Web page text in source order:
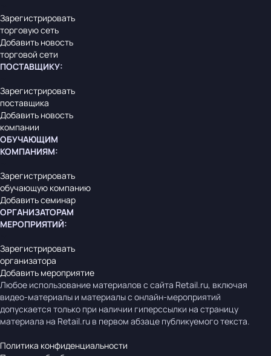
Зарегистрировать
торговую сеть
Добавить новость
торговой сети
ПОСТАВЩИКУ:
Зарегистрировать
поставщика
Добавить новость
компании
ОБУЧАЮЩИМ
КОМПАНИЯМ:
Зарегистрировать
обучающую компанию
Добавить семинар
ОРГАНИЗАТОРАМ
МЕРОПРИЯТИЙ:
Зарегистрировать
организатора
Добавить мероприятие
Любое использование материалов с сайта Retail.ru, включая
видео-материалы и материалы с онлайн-мероприятий
допускается только при наличии гиперссылки на страницу
материала на Retail.ru в первом абзаце публикуемого текста.
Политика конфиденциальности